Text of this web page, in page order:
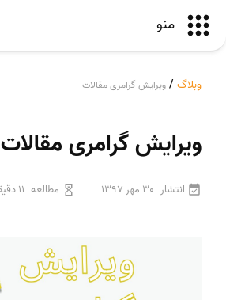
منو
وبلاگ / ویرایش گرامری مقالات
ویرایش گرامری مقالات
انتشار 30 مهر 1397 مطالعه 11 دقیقه